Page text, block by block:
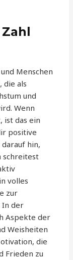
Menschen
die als
und
Wenn
ist das ein
positive
darauf hin,
schreitest
volles
zur
In der
Aspekte der
Weisheiten
die
Frieden zu